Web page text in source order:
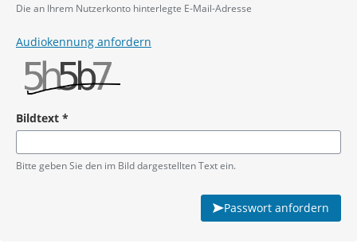
Pflichtangabe
Die an Ihrem Nutzerkonto hinterlegte E-Mail-Adresse
Audiokennung anfordern
Bildtext *
Pflichtangabe
Bitte geben Sie den im Bild dargestellten Text ein.
Passwort anfordern